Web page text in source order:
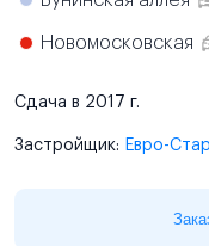
Новомосковская
Сдача в 2017 г.
Застройщик: Евро-